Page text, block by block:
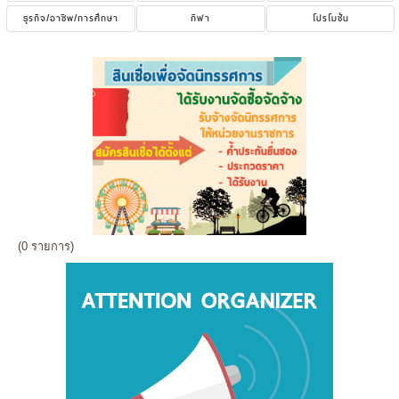
ธุรกิจ/อาชีพ/การศึกษา กีฬา โปรโมชั่น
(0 รายการ)